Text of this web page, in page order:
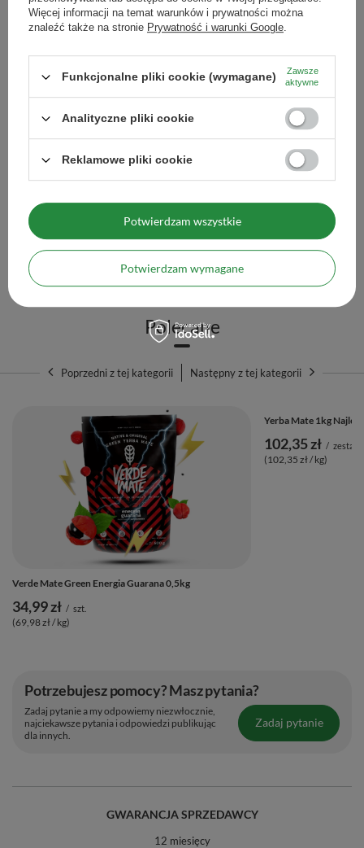
Zestaw Yerba Mate: Verde Mate Herbal Energy +
Hangover 2x500g
59,90 zł / zestaw
(59,90 zł / kg)
Zestaw yerba mate
1,5kg
(59,93 zł / kg)
Polecane
Poprzedni z tej kategorii Następny z tej kategorii
Verde Mate Green Energia Guarana 0,5kg
34,99 zł / szt.
(69,98 zł / kg)
Yerba Mate 1kg
102,35 zł / zestaw
(102,35 zł / kg)
Potrzebujesz pomocy? Masz pytania?
Zadaj pytanie a my odpowiemy niezwłocznie,
najciekawsze pytania i odpowiedzi publikując
dla innych.
Zadaj pytanie
GWARANCJA SPRZEDAWCY
12 miesięcy
Więcej informacji na temat warunków i prywatności można
znaleźć także na stronie Prywatność i warunki Google.
Funkcjonalne pliki cookie (wymagane)
Zawsze
aktywne
Analityczne pliki cookie
Reklamowe pliki cookie
Potwierdzam wymagane
Potwierdzam wszystkie